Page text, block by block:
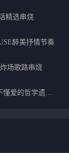
精选串烧
醉美抒情节奏
场歌路串烧
全国粤语CLUB音乐送兄弟实录串烧融合越来越不懂爱的哲学遗憾专辑